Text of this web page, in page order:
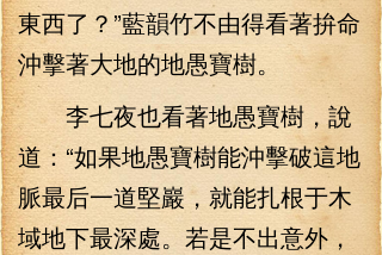
東西了？”藍韻竹不由得看著拚命
沖擊著大地的地愚寶樹。
李七夜也看著地愚寶樹，說
道：“如果地愚寶樹能沖擊破這地
脈最后一道堅巖，就能扎根于木
域地下最深處。若是不出意外，